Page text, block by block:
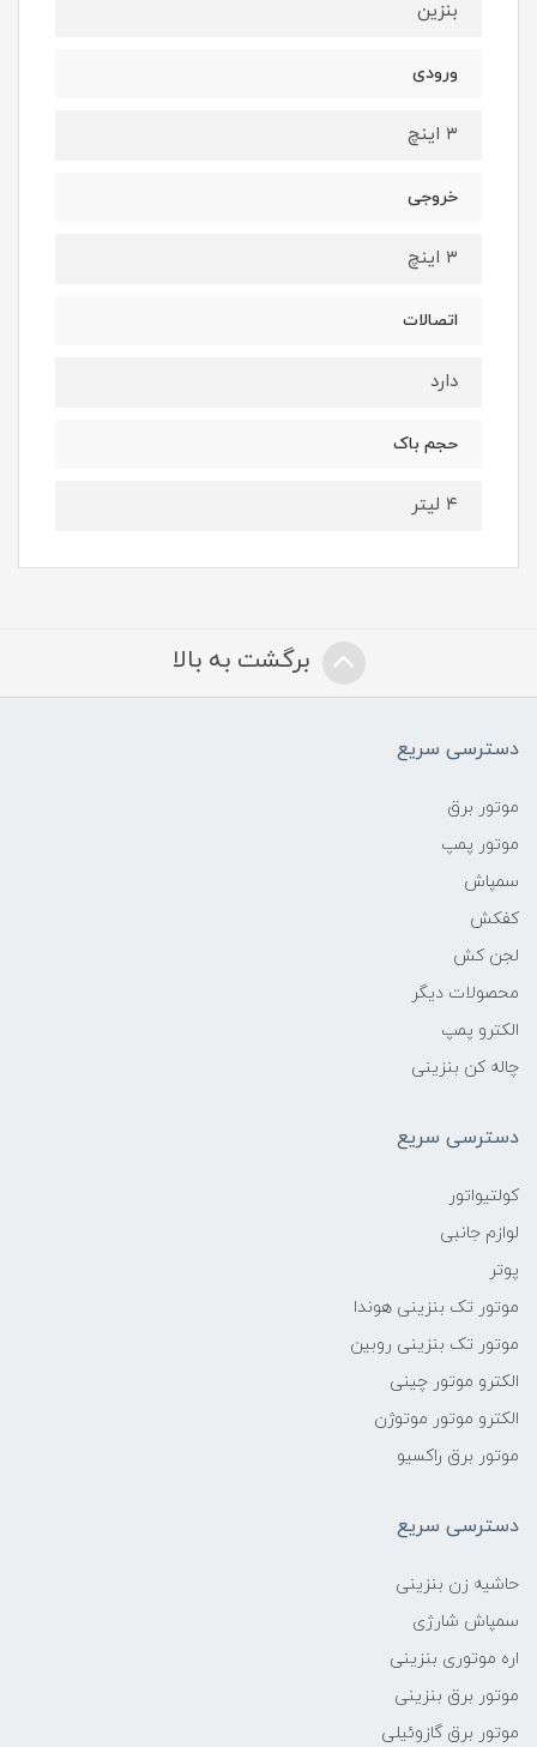
بنزین
ورودی
۳ اینچ
خروجی
۳ اینچ
اتصالات
دارد
حجم باک
۴ لیتر
برگشت به بالا
دسترسی سریع
موتور برق
موتور پمپ
سمپاش
کفکش
لجن کش
محصولات دیگر
الکترو پمپ
چاله کن بنزینی
دسترسی سریع
کولتیواتور
لوازم جانبی
پوتر
موتور تک بنزینی هوندا
موتور تک بنزینی روبین
الکترو موتور چینی
الکترو موتور موتوژن
موتور برق راکسیو
دسترسی سریع
حاشیه زن بنزینی
سمپاش شارژی
اره موتوری بنزینی
موتور برق بنزینی
موتور برق گازوئیلی